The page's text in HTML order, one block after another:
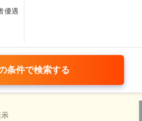
優遇
め（1日1時間以内）